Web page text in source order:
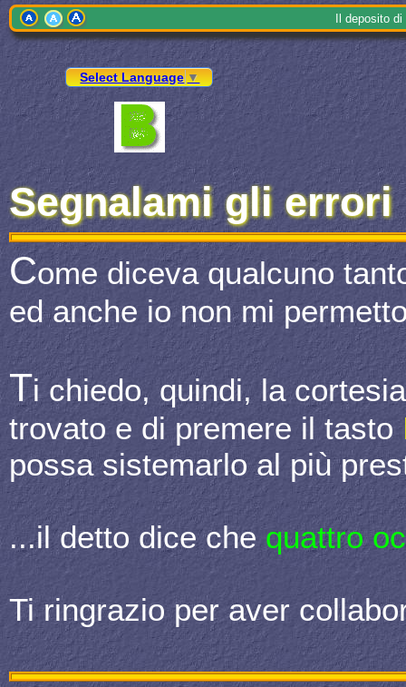
deposito di
Select Language▼
Segnalami gli errori
Come diceva qualcuno
ed anche io non mi
Ti chiedo, quindi, la
trovato e di premere il tasto
possa sistemarlo al più
...il detto dice chequattro
Ti ringrazio per aver